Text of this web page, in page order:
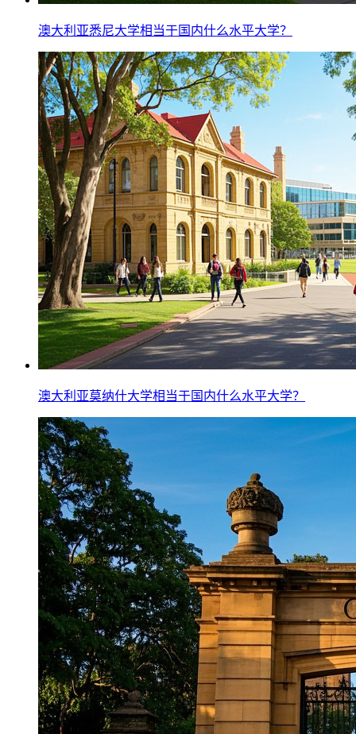
澳大利亚悉尼大学相当于国内什么水平大学？
澳大利亚莫纳什大学相当于国内什么水平大学？